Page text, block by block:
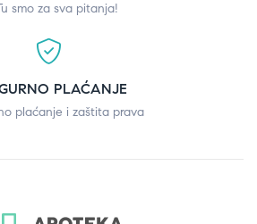
smo za sva pitanja!
PLAĆANJE
plaćanje i zaštita prava